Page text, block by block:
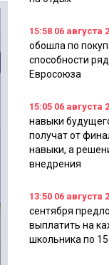
15:58 06 августа
обошла по
способности
Евросоюза
15:05 06 августа
навыки
получат от
навыки, а
внедрения
13:50 06 августа
сентября
выплатить на
школьника по